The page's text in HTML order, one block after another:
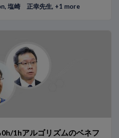
, 塩崎 正幸先生, +1 more
1hアルゴリズムのベネフ